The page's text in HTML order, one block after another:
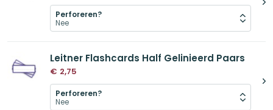
Perforeren?
Leitner Flashcards Half Gelinieerd Paars
€ 2,75
Perforeren?